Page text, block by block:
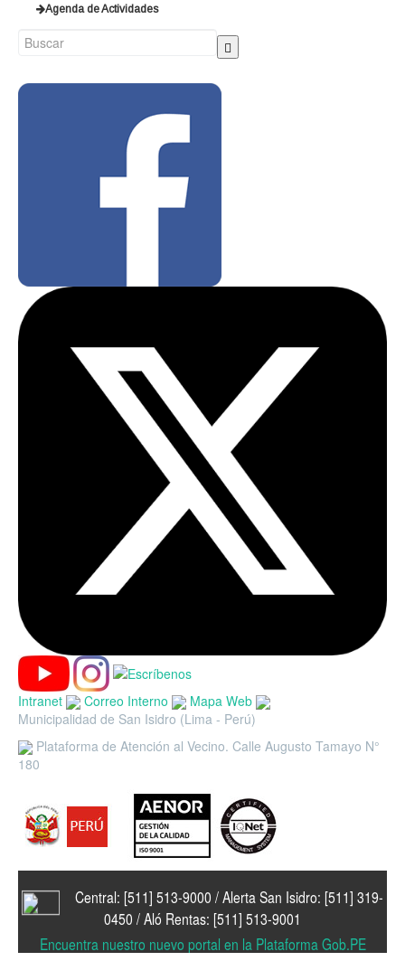
Agenda de Actividades
Intranet Correo Interno
Mapa Web
Municipalidad de San Isidro (Lima - Perú)
Plataforma de Atención al Vecino. Calle Augusto Tamayo N°
180
Central: [511] 513-9000 / Alerta San Isidro: [511] 319-
0450 / Aló Rentas: [511] 513-9001
Encuentra nuestro nuevo portal en la Plataforma Gob.PE